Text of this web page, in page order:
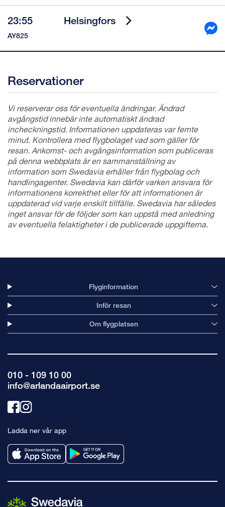
23:55 Helsingfors
AY825
Reservationer
Vi reserverar oss för eventuella ändringar. Ändrad
avgångstid innebär inte automatiskt ändrad
incheckningstid. Informationen uppdateras var femte
minut. Kontrollera med flygbolaget vad som gäller för
resan. Ankomst- och avgångsinformation som publiceras
på denna webbplats är en sammanställning av
information som Swedavia erhåller från flygbolag och
handlingagenter. Swedavia kan därför varken ansvara för
informationens korrekthet eller för att informationen är
uppdaterad vid varje enskilt tillfälle. Swedavia har således
inget ansvar för de följder som kan uppstå med anledning
av eventuella felaktigheter i de publicerade uppgifterna.
Flyginformation
Inför resan
Om flygplatsen
010 - 109 10 00
info@arlandaairport.se
Länk
facebook
Länk
instagram
Ladda ner vår app